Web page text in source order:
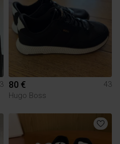
80 €
43
Hugo Boss